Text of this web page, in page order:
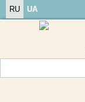
RU UA